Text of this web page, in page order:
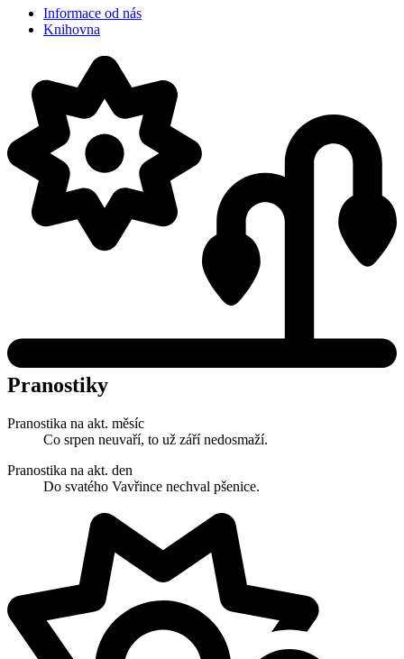
Informace od nás
Knihovna
Pranostiky
Pranostika na akt. měsíc
Co srpen neuvaří, to už září nedosmaží.
Pranostika na akt. den
Do svatého Vavřince nechval pšenice.